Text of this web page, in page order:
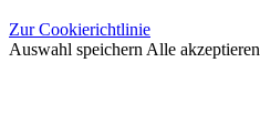
Zur Cookierichtlinie
Auswahl speichern Alle akzeptieren